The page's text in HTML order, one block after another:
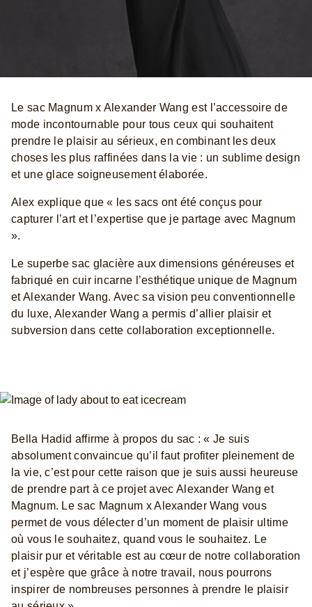
Le sac Magnum x Alexander Wang est l’accessoire de
mode incontournable pour tous ceux qui souhaitent
prendre le plaisir au sérieux, en combinant les deux
choses les plus raffinées dans la vie : un sublime design
et une glace soigneusement élaborée.
Alex explique que « les sacs ont été conçus pour
capturer l’art et l’expertise que je partage avec Magnum
».
Le superbe sac glacière aux dimensions généreuses et
fabriqué en cuir incarne l’esthétique unique de Magnum
et Alexander Wang. Avec sa vision peu conventionnelle
du luxe, Alexander Wang a permis d’allier plaisir et
subversion dans cette collaboration exceptionnelle.
Bella Hadid affirme à propos du sac : « Je suis
absolument convaincue qu’il faut profiter pleinement de
la vie, c’est pour cette raison que je suis aussi heureuse
de prendre part à ce projet avec Alexander Wang et
Magnum. Le sac Magnum x Alexander Wang vous
permet de vous délecter d’un moment de plaisir ultime
où vous le souhaitez, quand vous le souhaitez. Le
plaisir pur et véritable est au cœur de notre collaboration
et j’espère que grâce à notre travail, nous pourrons
inspirer de nombreuses personnes à prendre le plaisir
au sérieux ».